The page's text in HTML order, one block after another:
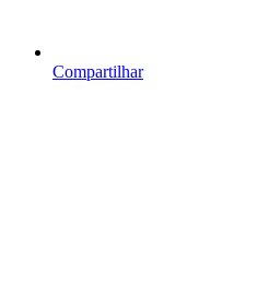
Compartilhar